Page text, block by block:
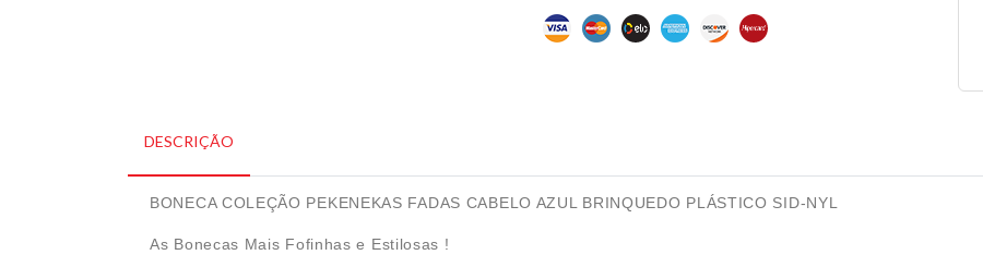
DESCRIÇÃO
BONECA COLEÇÃO PEKENEKAS FADAS CABELO AZUL BRINQUEDO PLÁSTICO SID-NYL
As Bonecas Mais Fofinhas e Estilosas !